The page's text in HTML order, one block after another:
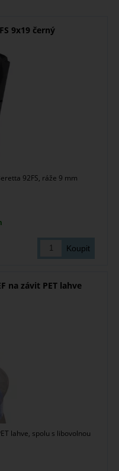
9x19 černý
92FS, ráže 9 mm
na závit PET lahve
lahve, spolu s libovolnou